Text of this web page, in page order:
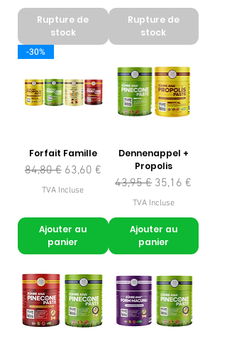
Rupture de
stock
Rupture de
stock
-30%
Forfait Famille
Prix original
84,80 € Prix promotionnel
63,60 €
TVA Incluse
Ajouter au
panier
Dennenappel +
Propolis
Prix original
43,95 € Prix
35,16 €
TVA Incluse
Ajouter au
panier